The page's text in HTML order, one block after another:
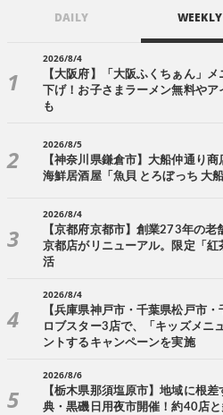
DAILY WEEKLY
2026/8/4
【大阪府】「大阪ふくちぁん」
下げ！お子さまラーメン無料やア
も
2026/8/5
【神奈川県鎌倉市】大船仲通り商
海鮮居酒屋「魚貝 とろぼっち 大
2026/8/4
【京都府京都市】創業273年の老
京都店がリニューアル。限定「紅
活
2026/8/4
【兵庫県神戸市・千葉県松戸市・
ロブスター3店で、「キッズメニ
ントするキャンペーンを実施
2026/8/6
【栃木県那須塩原市】地域に根
典・黒磯日用夜市開催！約40店